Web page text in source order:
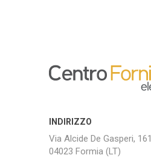
INDIRIZZO
Via Alcide De Gasperi, 161
04023 Formia (LT)